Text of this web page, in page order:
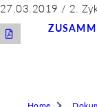
27.03.2019 / 2.